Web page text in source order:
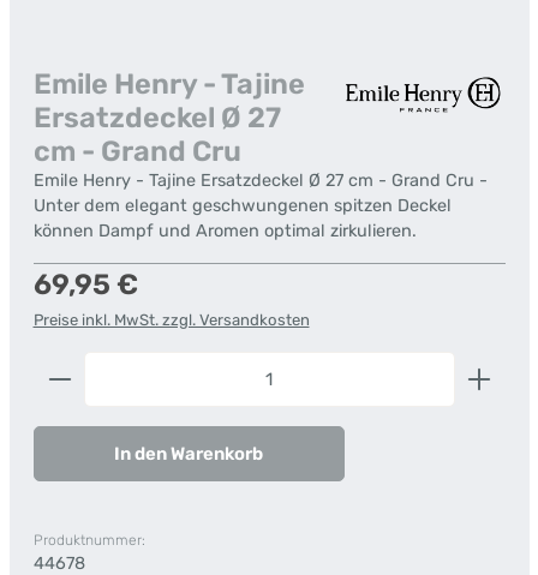
Emile Henry - Tajine
Ersatzdeckel Ø 27
cm - Grand Cru
Emile Henry - Tajine Ersatzdeckel Ø 27 cm - Grand Cru -
Unter dem elegant geschwungenen spitzen Deckel
können Dampf und Aromen optimal zirkulieren.
Regulärer Preis:
69,95 €
Preise inkl. MwSt. zzgl. Versandkosten
Produkt Anzahl: Gib den gewünschten Wert ein
In den Warenkorb
Produktnummer:
44678